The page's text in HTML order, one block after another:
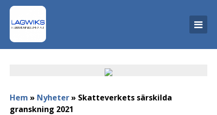
Hem » Nyheter» Skatteverkets särskilda
granskning 2021